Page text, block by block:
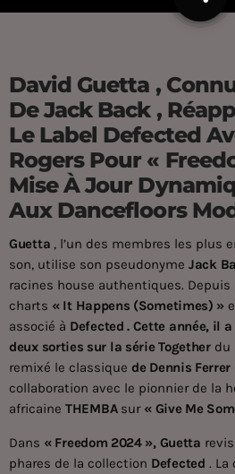
David Guetta ,
De Jack Back ,
Le Label Defected
Rogers Pour «
Mise À Jour
Aux Dancefloors
Guetta , l’un des membres les plus
son, utilise son pseudonyme Jack
racines house authentiques.
charts « It Happens (Sometimes) »
associé à Defected . Cette année, il
deux sorties sur la sérieTogetherdu
remixé le classique de Dennis Ferrer
collaboration avec le pionnier de la
africaine THEMBAsur « Give Me
Dans « Freedom 2024 », Guetta
phares de la collection Defected . La